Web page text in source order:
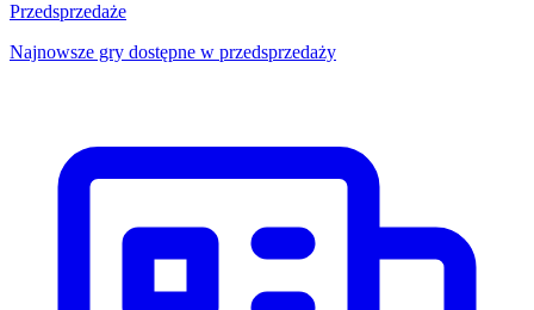
Przedsprzedaże
Najnowsze gry dostępne w przedsprzedaży